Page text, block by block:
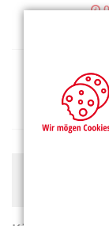
Hier könnte